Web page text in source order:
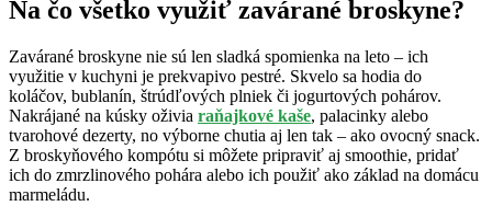
Na čo všetko využiť zavárané broskyne?
Zavárané broskyne nie sú len sladká spomienka na leto – ich
využitie v kuchyni je prekvapivo pestré. Skvelo sa hodia do
koláčov, bublanín, štrúdľových plniek či jogurtových pohárov.
Nakrájané na kúsky oživia raňajkové kaše, palacinky alebo
tvarohové dezerty, no výborne chutia aj len tak – ako ovocný snack.
Z broskyňového kompótu si môžete pripraviť aj smoothie, pridať
ich do zmrzlinového pohára alebo ich použiť ako základ na domácu
marmeládu.